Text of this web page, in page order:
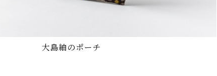
大島紬のポーチ